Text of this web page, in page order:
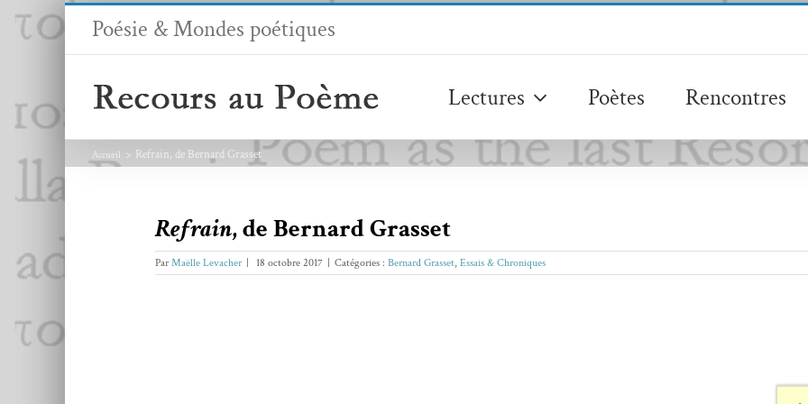
Passer
Poésie & Mondes poétiques
Lectures Poètes Rencontres
Accueil Refrain, de Bernard Grasset
Refrain, de Bernard Grasset
ParMaëlle Levacher 18 octobre 2017 Catégories : Bernard Grasset, Essais & Chroniques